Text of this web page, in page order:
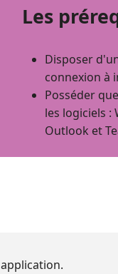
Les
Disposer
connexion à
Posséder
les logiciels :
Outlook et